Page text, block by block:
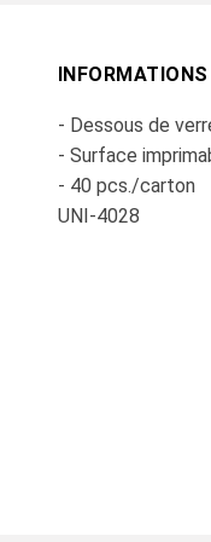
- Dessous de
- Surface
- 40 pcs./carton
UNI-4028